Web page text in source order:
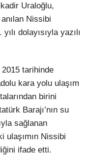
Uraloğlu,
Nissibi
dolayısıyla yazılı
2015 tarihinde
kara yolu ulaşım
birini
Barajı’nın su
sağlanan
ulaşımın Nissibi
ifade etti.